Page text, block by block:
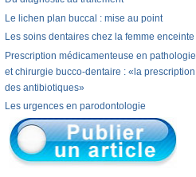
Le lichen plan buccal : mise au point
Les soins dentaires chez la femme enceinte
Prescription médicamenteuse en pathologie
et chirurgie bucco-dentaire : «la prescription
des antibiotiques»
Les urgences en parodontologie